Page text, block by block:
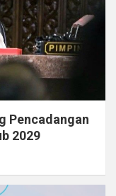
Pencadangan
2029